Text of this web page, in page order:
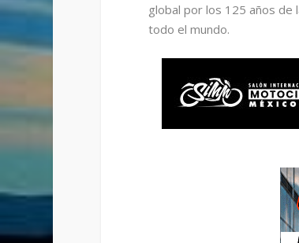
global por los 125 años de
todo el mundo.